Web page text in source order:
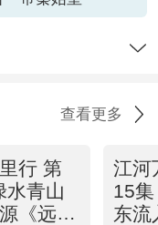
查看更多
行 第
水青山
《远方
江河
15
东流